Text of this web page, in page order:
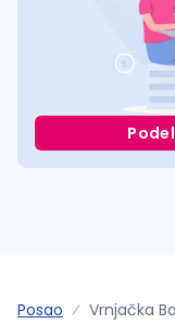
Posao Vrnjačka